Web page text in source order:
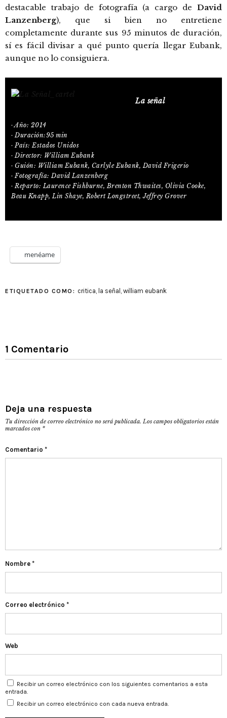
destacable trabajo de fotografía (a cargo de David
Lanzenberg), que si bien no entretiene
completamente durante sus 95 minutos de duración,
sí es fácil divisar a qué punto quería llegar Eubank,
aunque no lo consiguiera.
La señal
· Año: 2014
· Duración:95 min
· País: Estados Unidos
· Director: William Eubank
· Guión: William Eubank, Carlyle Eubank, David Frigerio
· Fotografía: David Lanzenberg
· Reparto: Laurence Fishburne, Brenton Thwaites, Olivia Cooke,
Beau Knapp, Lin Shaye, Robert Longstreet, Jeffrey Grover
menéame
ETIQUETADO COMO: critica, la señal , william eubank
1 Comentario
Deja una respuesta
Tu dirección de correo electrónico no será publicada. Los campos obligatorios están
marcados con *
Comentario *
Nombre *
Correo electrónico *
Web
Recibir un correo electrónico con los siguientes comentarios a esta
entrada.
Recibir un correo electrónico con cada nueva entrada.